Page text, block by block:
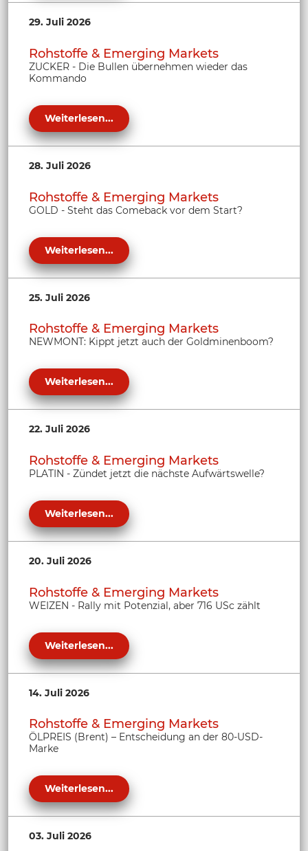
29. Juli 2026
Rohstoffe & Emerging Markets
ZUCKER - Die Bullen übernehmen wieder das
Kommando
Weiterlesen...
28. Juli 2026
Rohstoffe & Emerging Markets
GOLD - Steht das Comeback vor dem Start?
Weiterlesen...
25. Juli 2026
Rohstoffe & Emerging Markets
NEWMONT: Kippt jetzt auch der Goldminenboom?
Weiterlesen...
22. Juli 2026
Rohstoffe & Emerging Markets
PLATIN - Zündet jetzt die nächste Aufwärtswelle?
Weiterlesen...
20. Juli 2026
Rohstoffe & Emerging Markets
WEIZEN - Rally mit Potenzial, aber 716 USc zählt
Weiterlesen...
14. Juli 2026
Rohstoffe & Emerging Markets
ÖLPREIS (Brent) – Entscheidung an der 80-USD-
Marke
Weiterlesen...
03. Juli 2026